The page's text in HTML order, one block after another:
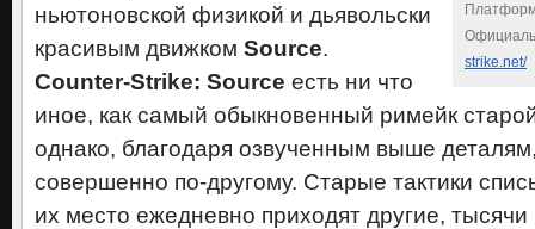
strike.net/
ньютоновской физикой и дьявольски
красивым движком Source.
Counter-Strike: Source есть ни что
иное, как самый обыкновенный римейк
однако, благодаря озвученным выше
совершенно по-другому. Старые тактики
их место ежедневно приходят другие,